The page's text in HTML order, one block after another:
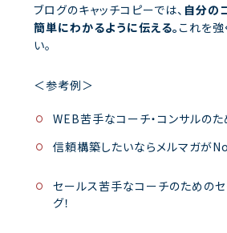
ブログのキャッチコピーでは、 自分の
簡単にわかるように伝える。 これを強
い。
＜参考例＞
WEB苦手なコーチ・コンサルの
信頼構築したいならメルマガが
セールス苦手なコーチのための
グ！